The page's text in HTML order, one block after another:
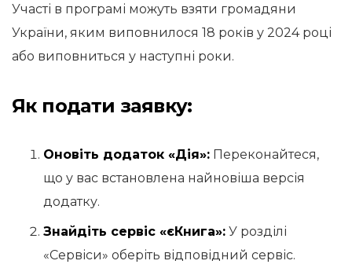
Участі в програмі можуть взяти громадяни
України, яким виповнилося 18 років у 2024 році
або виповниться у наступні роки.
Як подати заявку:
Оновіть додаток «Дія»: Переконайтеся,
що у вас встановлена найновіша версія
додатку.
Знайдіть сервіс «єКнига»: У розділі
«Сервіси» оберіть відповідний сервіс.